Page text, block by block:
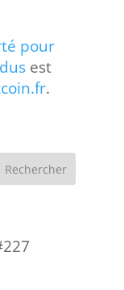
pour
est
.